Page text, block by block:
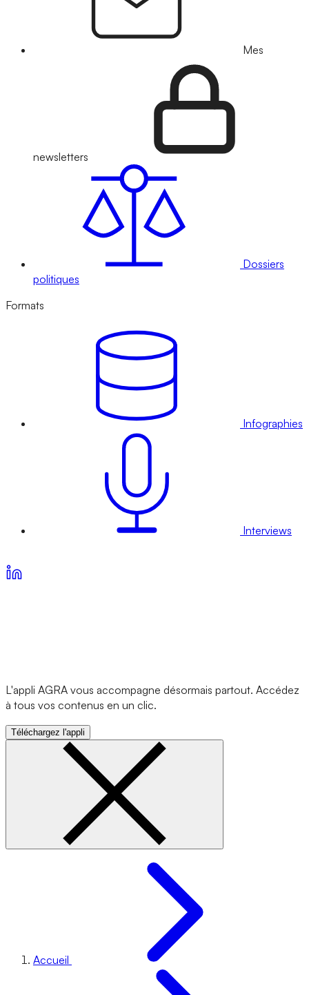
Mes
newsletters
Dossiers
politiques
Formats
Infographies
Interviews
L'appli AGRA vous accompagne désormais partout. Accédez
à tous vos contenus en un clic.
Téléchargez l'appli
Accueil